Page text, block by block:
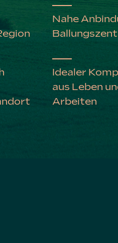
Nahe
Idealer
aus Leben
Arbeiten